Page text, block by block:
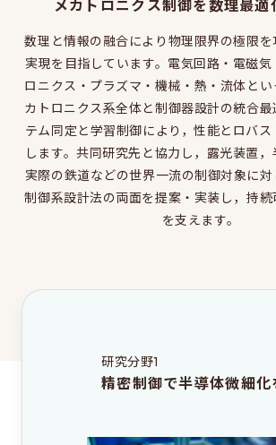
関連組織のリンク
お問い合わせ・アクセス
お問い合わせ
アクセス
このサイトについて
これは大学院のサイトです
メカトロニクス制御を数理最適
数理と情報の融合により物理限界の極限
実現を目指しています。電気回路・電磁気
ロニクス・プラズマ・機械・熱・流体とい
カトロニクス系全体と制御器設計の統合
テム同定と学習制御により，性能とロバ
します。共同研究先と協力し，露光装置，
実際の鉄道などの世界一流の制御対象に対
制御系設計法の両面を提案・実装し，持
を支えます。
研究分野1
精密制御で半導体微細化